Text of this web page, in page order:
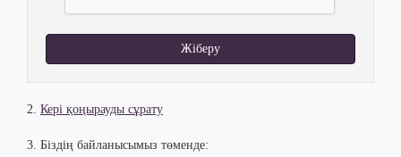
Жіберу
2. Кері қоңырауды сұрату
3. Біздің байланысымыз төменде: